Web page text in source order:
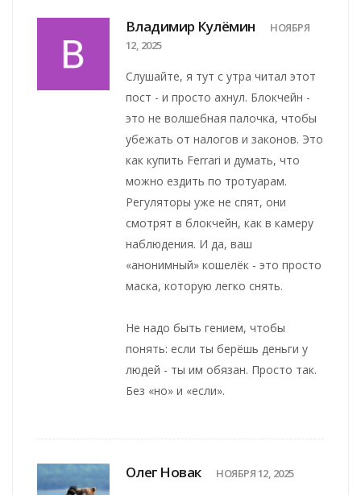
Владимир Кулёмин
НОЯБРЯ
12, 2025
Слушайте, я тут с утра читал этот
пост - и просто ахнул. Блокчейн -
это не волшебная палочка, чтобы
убежать от налогов и законов. Это
как купить Ferrari и думать, что
можно ездить по тротуарам.
Регуляторы уже не спят, они
смотрят в блокчейн, как в камеру
наблюдения. И да, ваш
«анонимный» кошелёк - это просто
маска, которую легко снять.
Не надо быть гением, чтобы
понять: если ты берёшь деньги у
людей - ты им обязан. Просто так.
Без «но» и «если».
Олег Новак НОЯБРЯ 12, 2025